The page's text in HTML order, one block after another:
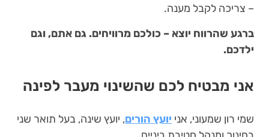
– צריכה לקבל מענה.
ברגע שהרווח יוצא – כולכם מרוויחים. גם אתם, וגם
ילדכם.
אני מבטיח לכם שהשינוי מעבר לפינה
שמי רון שמעוני, אני יועץ הורים, יועץ שינה, בעל תואר שני